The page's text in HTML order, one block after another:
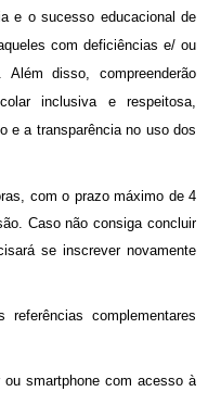
e o sucesso educacional de
com deficiências e/ ou
Além disso, compreenderão
inclusiva e respeitosa,
e a transparência no uso dos
com o prazo máximo de 4
Caso não consiga concluir
se inscrever novamente
referências complementares
ou smartphone com acesso à